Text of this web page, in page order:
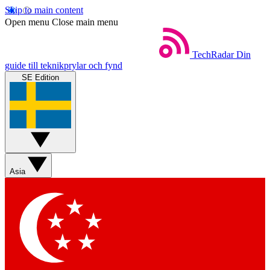
Skip to main content
Open menu Close main menu
TechRadar Din
guide till teknikprylar och fynd
SE Edition
Asia